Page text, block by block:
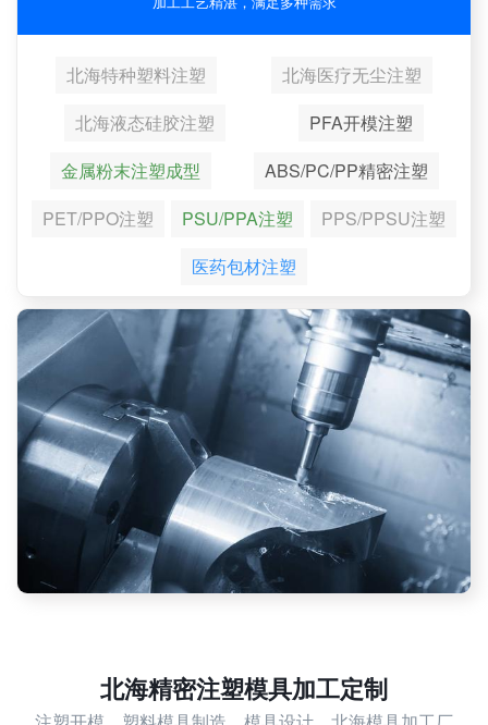
北海特种塑料注塑
北海医疗无尘注塑
北海液态硅胶注塑
PFA开模注塑
金属粉末注塑成型
ABS/PC/PP精密注塑
PET/PPO注塑
PSU/PPA注塑
PPS/PPSU注塑
医药包材注塑
北海精密注塑模具加工定制